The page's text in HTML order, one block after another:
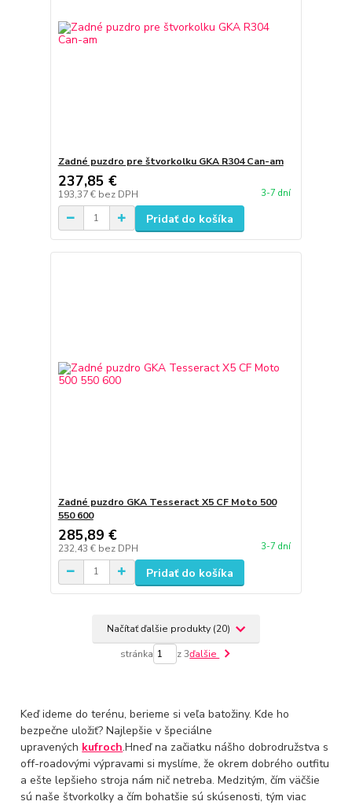
Zadné puzdro pre štvorkolku GKA R304 Can-am
237,85 €
193,37 € bez DPH 3-7 dní
Pridať do košíka
Zadné puzdro GKA Tesseract X5 CF Moto 500
550 600
285,89 €
232,43 € bez DPH 3-7 dní
Pridať do košíka
Načítať ďalšie produkty (20)
stránka z 3ďalšie
Keď ideme do terénu, berieme si veľa batožiny. Kde ho
bezpečne uložiť? Najlepšie v špeciálne
upravených kufroch.Hneď na začiatku nášho dobrodružstva s
off-roadovými výpravami si myslíme, že okrem dobrého outfitu
a ešte lepšieho stroja nám nič netreba. Medzitým, čím väčšie
sú naše štvorkolky a čím bohatšie sú skúsenosti, tým viac